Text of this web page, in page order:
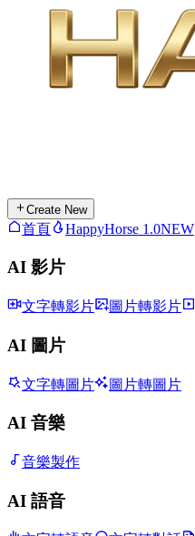
Create New
首頁 HappyHorse 1.0NEW
AI 影片
文字轉影片 圖片轉影片
AI 圖片
文字轉圖片 圖片轉圖片
AI 音樂
音樂製作
AI 語音